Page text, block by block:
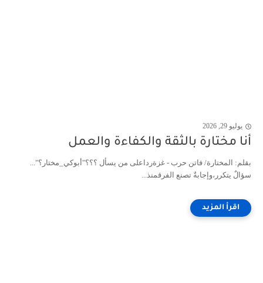
يوليو 29, 2026
أنا مختارة بالثقة والكفاءة والعمل
بقلم: المختارة/ فاتن حرب - غزةرداعلى من يسأل ؟؟؟"أبوكي_مختار؟"...
سؤالٌ يتكرر،وإجابةٌ تصنع الفرقمنذ...